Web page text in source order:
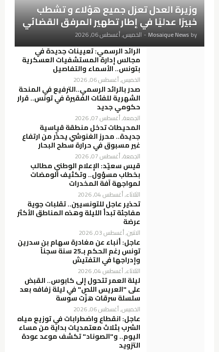
وزيرة العدل تعزل جميع هؤلاء و تشطب
خبيرًا عدليًا في إطار تطهير المرفق القضائي
by
Mosaique News
- الخميس, أغسطس 06, 2026
الرائد الرسمي: تعيينات جديدة في
مجالس إدارة المستشفيات العسكرية
بتونس.. الأسماء والتفاصيل
الخميس, أغسطس 06, 2026
صدر بالرائد الرسمي..الترفيع في المنحة
الشهرية للفئات الفقيرة في تونس.. قرار
حكومي جديد
الجمعة, أغسطس 07, 2026
المحيطات تدخل منطقة قياسية
جديدة.. محرز الغنوشي يحذّر من ارتفاع
غير مسبوق في حرارة سطح البحار
الجمعة, أغسطس 07, 2026
قيس سعيّد: الإعلام الوطني مطالب
بخطاب مسؤول.. وتكثيف الومضات
لمواجهة آفة المخدرات
الثلاثاء, أغسطس 04, 2026
تحذير عاجل للتونسيين.. تقلبات جوية
مفاجئة تبدأ الليلة وهذه المناطق الأكثر
عرضة
الاثنين, أغسطس 03, 2026
عاجل: أنباء عن مغادرة سهام بن سدرين
تونس رغم الحكم بـ25 سنة سجناً
وإدراجها في التفتيش
الثلاثاء, أغسطس 04, 2026
ليلة العمر تتحول إلى كابوس.. القبض
على "العريس اللص" في ليلة زفافه بعد
سلسلة سرقات هزّت سوسة
الخميس, أغسطس 06, 2026
عاجل: انقطاع واضطرابات في توزيع مياه
الشرب بثلاث معتمديات بداية من مساء
اليوم.. و"الصوناد" تكشف موعد عودة
التزويد